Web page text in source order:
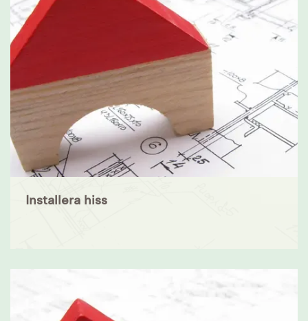
Installera hiss